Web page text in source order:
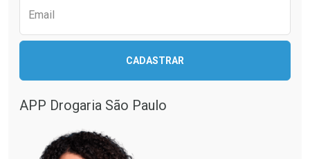
Comprar sem Desconto
Comprar sem Desconto
Comprar sem Desconto
Comprar sem Desconto
Email
CADASTRAR
APP Drogaria São Paulo